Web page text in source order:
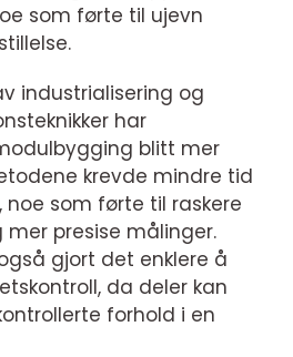
som førte til ujevn
industrialisering og
har
blitt mer
krevde mindre tid
som førte til raskere
presise målinger.
gjort det enklere å
da deler kan
forhold i en